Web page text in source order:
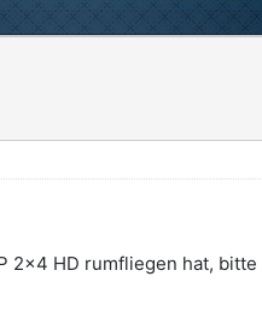
2x4 HD rumfliegen hat,